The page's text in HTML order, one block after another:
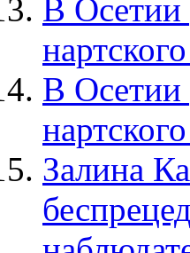
В Осетии
В Осетии
Залина